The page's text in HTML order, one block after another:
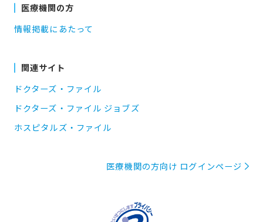
医療機関の方
情報掲載にあたって
関連サイト
ドクターズ・ファイル
ドクターズ・ファイル ジョブズ
ホスピタルズ・ファイル
医療機関の方向け ログインページ